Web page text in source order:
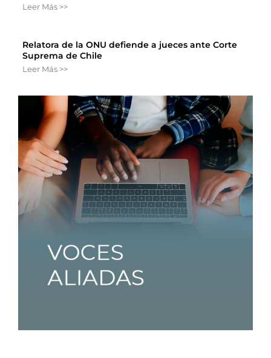
Leer Más >>
Relatora de la ONU defiende a jueces ante Corte
Suprema de Chile
Leer Más >>